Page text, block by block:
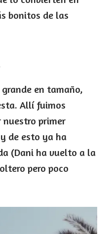
bonitos de las
en tamaño,
Allí fuimos
nuestro primer
de esto ya ha
(Dani ha vuelto a la
pero poco